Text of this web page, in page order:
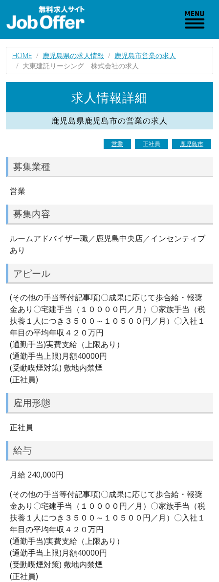
HOME 鹿児島県の求人情報
鹿児島市営業の求人
大東建託リーシング 株式会社の求人
求人情報詳細
鹿児島県鹿児島市の営業の求人
営業 正社員 鹿児島市
募集業種
営業
募集内容
ルームアドバイザー職／鹿児島中央店／インセンティブ
あり
アピール
(その他の手当等付記事項)〇成果に応じて歩合給・報奨
金あり〇宅建手当（１００００円／月）〇家族手当（税
扶養１人につき３５００～１０５００円／月）〇入社１
年目の平均年収４２０万円
(通勤手当)実費支給（上限あり）
(通勤手当上限)月額40000円
(受動喫煙対策) 敷地内禁煙
(正社員)
雇用形態
正社員
給与
月給 240,000円
(その他の手当等付記事項)〇成果に応じて歩合給・報奨
金あり〇宅建手当（１００００円／月）〇家族手当（税
扶養１人につき３５００～１０５００円／月）〇入社１
年目の平均年収４２０万円
(通勤手当)実費支給（上限あり）
(通勤手当上限)月額40000円
(受動喫煙対策) 敷地内禁煙
(正社員)